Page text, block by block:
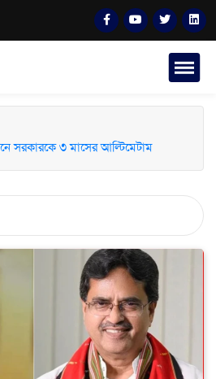
সরকারকে ৩ মাসের আল্টিমেটাম